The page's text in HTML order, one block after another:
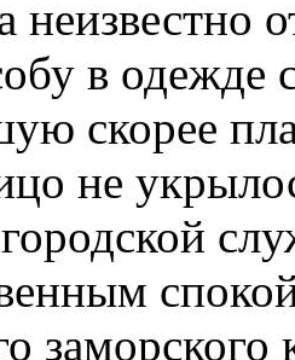
неизвестно
в одежде
скорее
не